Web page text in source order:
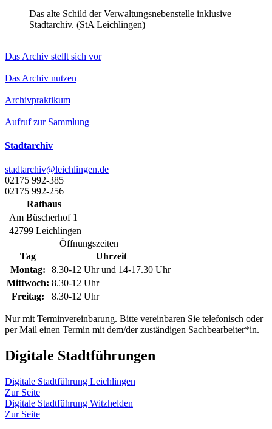
Das alte Schild der Verwaltungsnebenstelle inklusive
Stadtarchiv. (StA Leichlingen)
Das Archiv stellt sich vor
Das Archiv nutzen
Archivpraktikum
Aufruf zur Sammlung
Stadtarchiv
stadtarchiv@leichlingen.de
02175 992-385
02175 992-256
Rathaus
Am Büscherhof 1
42799 Leichlingen
Öffnungszeiten
Tag
Uhrzeit
Montag:
8.30-12 Uhr und 14-17.30 Uhr
Mittwoch: 8.30-12 Uhr
Freitag:
8.30-12 Uhr
Nur mit Terminvereinbarung. Bitte vereinbaren Sie telefonisch oder
per Mail einen Termin mit dem/der zuständigen Sachbearbeiter*in.
Digitale Stadtführungen
Digitale Stadtführung Leichlingen
Zur Seite
Digitale Stadtführung Witzhelden
Zur Seite